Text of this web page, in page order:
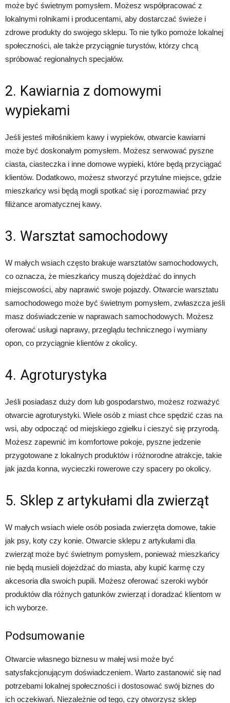
może być świetnym pomysłem. Możesz współpracować z
lokalnymi rolnikami i producentami, aby dostarczać świeże i
zdrowe produkty do swojego sklepu. To nie tylko pomoże lokalnej
społeczności, ale także przyciągnie turystów, którzy chcą
spróbować regionalnych specjałów.
2. Kawiarnia z domowymi
wypiekami
Jeśli jesteś miłośnikiem kawy i wypieków, otwarcie kawiarni
może być doskonałym pomysłem. Możesz serwować pyszne
ciasta, ciasteczka i inne domowe wypieki, które będą przyciągać
klientów. Dodatkowo, możesz stworzyć przytulne miejsce, gdzie
mieszkańcy wsi będą mogli spotkać się i porozmawiać przy
filiżance aromatycznej kawy.
3. Warsztat samochodowy
W małych wsiach często brakuje warsztatów samochodowych,
co oznacza, że ​​mieszkańcy muszą dojeżdżać do innych
miejscowości, aby naprawić swoje pojazdy. Otwarcie warsztatu
samochodowego może być świetnym pomysłem, zwłaszcza jeśli
masz doświadczenie w naprawach samochodowych. Możesz
oferować usługi naprawy, przeglądu technicznego i wymiany
opon, co przyciągnie klientów z okolicy.
4. Agroturystyka
Jeśli posiadasz duży dom lub gospodarstwo, możesz rozważyć
otwarcie agroturystyki. Wiele osób z miast chce spędzić czas na
wsi, aby odpocząć od miejskiego zgiełku i cieszyć się przyrodą.
Możesz zapewnić im komfortowe pokoje, pyszne jedzenie
przygotowane z lokalnych produktów i różnorodne atrakcje, takie
jak jazda konna, wycieczki rowerowe czy spacery po okolicy.
5. Sklep z artykułami dla zwierząt
W małych wsiach wiele osób posiada zwierzęta domowe, takie
jak psy, koty czy konie. Otwarcie sklepu z artykułami dla
zwierząt może być świetnym pomysłem, ponieważ mieszkańcy
nie będą musieli dojeżdżać do miasta, aby kupić karmę czy
akcesoria dla swoich pupili. Możesz oferować szeroki wybór
produktów dla różnych gatunków zwierząt i doradzać klientom w
ich wyborze.
Podsumowanie
Otwarcie własnego biznesu w małej wsi może być
satysfakcjonującym doświadczeniem. Warto zastanowić się nad
potrzebami lokalnej społeczności i dostosować swój biznes do
ich oczekiwań. Niezależnie od tego, czy otworzysz sklep